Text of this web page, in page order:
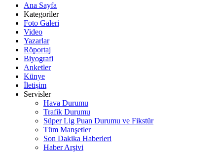
Ana Sayfa
Kategoriler
Foto Galeri
Video
Yazarlar
Röportaj
Biyografi
Anketler
Künye
İletişim
Servisler
Hava Durumu
Trafik Durumu
Süper Lig Puan Durumu ve Fikstür
Tüm Manşetler
Son Dakika Haberleri
Haber Arşivi